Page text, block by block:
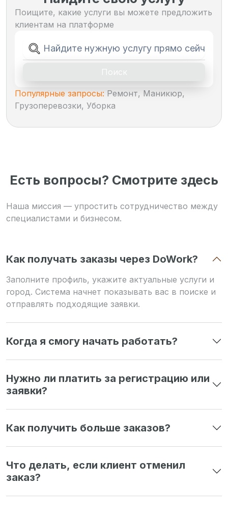
Поищите, какие услуги вы можете предложить
клиентам на платформе
Поиск
Популярные запросы: Ремонт, Маникюр,
Грузоперевозки, Уборка
Есть вопросы? Смотрите здесь
Наша миссия — упростить сотрудничество между
специалистами и бизнесом.
Как получать заказы через DoWork?
Заполните профиль, укажите актуальные услуги и
город. Система начнет показывать вас в поиске и
отправлять подходящие заявки.
Когда я смогу начать работать?
Нужно ли платить за регистрацию или
заявки?
Как получить больше заказов?
Что делать, если клиент отменил
заказ?